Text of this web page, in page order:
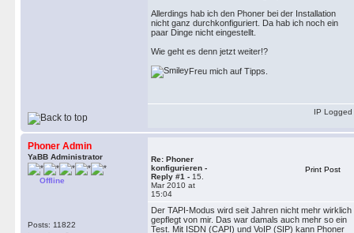
Allerdings hab ich den Phoner bei der Installation
nicht ganz durchkonfiguriert. Da hab ich noch ein
paar Dinge nicht eingestellt.
Wie geht es denn jetzt weiter!?
Freu mich auf Tipps.
IP Logged
Phoner Admin
YaBB Administrator
Offline
Posts: 11822
Re: Phoner
konfigurieren -
Reply #1 - 15.
Mar 2010 at
15:04
Print Post
Der TAPI-Modus wird seit Jahren nicht mehr wirklich
gepflegt von mir. Das war damals auch mehr so ein
Test. Mit ISDN (CAPI) und VoIP (SIP) kann Phoner